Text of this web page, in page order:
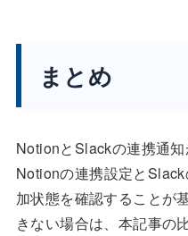
まとめ
NotionとSlackの連携通
Notionの連携設定と
加状態を確認することが
きない場合は、本記事の